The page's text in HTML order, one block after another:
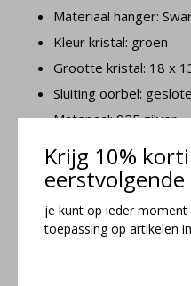
Krijg 10%
je kunt op ieder
toepassing op artikelen
Materiaal hanger:
Kleur kristal: groen
Grootte kristal: 18 x
Sluiting oorbel:
Materiaal: 925 zilver
Gewicht: 6 gr per